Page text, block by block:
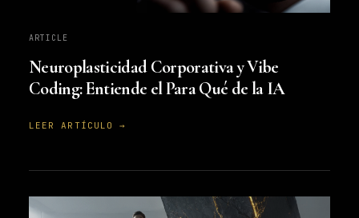
ARTICLE
Neuroplasticidad Corporativa y Vibe
Coding: Entiende el Para Qué de la IA
LEER ARTÍCULO →